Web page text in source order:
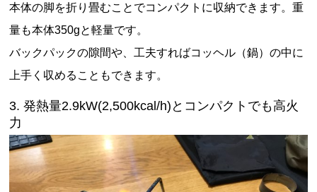
本体の脚を折り畳むことでコンパクトに収納できます。重
量も本体350gと軽量です。
バックパックの隙間や、工夫すればコッヘル（鍋）の中に
上手く収めることもできます。
3. 発熱量2.9kW(2,500kcal/h)とコンパクトでも高火
力